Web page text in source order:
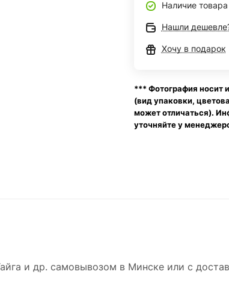
Наличие товара
Нашли
Хочу в подарок
*** Фотография носит
(вид упаковки,
может отличаться).
уточняйте у
и др. самовывозом в Минске или с